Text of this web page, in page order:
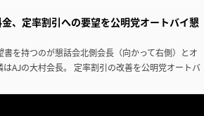
、定率割引への要望を公明党オートバイ懇
を持つのが懇話会北側会長（向かって右側）とオ
AJの大村会長。 定率割引の改善を公明党オートバ